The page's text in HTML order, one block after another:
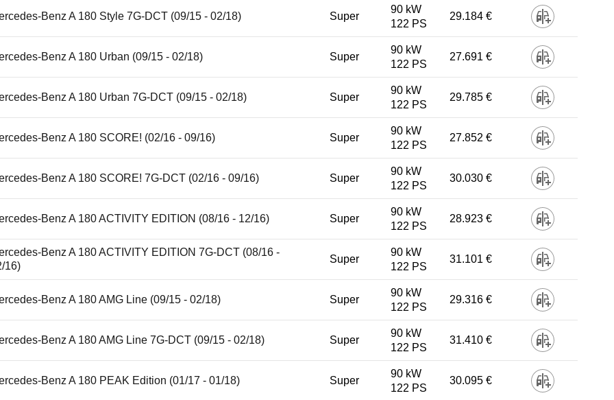
Benz A 180 Style 7G-DCT (09/15 - 02/18) Super
90 kW
122 PS
29.184 €
Benz A 180 Urban (09/15 - 02/18) Super
90 kW
122 PS
27.691 €
Benz A 180 Urban 7G-DCT (09/15 - 02/18) Super
90 kW
122 PS
29.785 €
Benz A 180 SCORE! (02/16 - 09/16) Super
90 kW
122 PS
27.852 €
Benz A 180 SCORE! 7G-DCT (02/16 - 09/16) Super
90 kW
122 PS
30.030 €
Benz A 180 ACTIVITY EDITION (08/16 - 12/16) Super
90 kW
122 PS
28.923 €
Benz A 180 ACTIVITY EDITION 7G-DCT (08/16 -
16)
Super
90 kW
122 PS
31.101 €
Benz A 180 AMG Line (09/15 - 02/18) Super
90 kW
122 PS
29.316 €
Benz A 180 AMG Line 7G-DCT (09/15 - 02/18) Super
90 kW
122 PS
31.410 €
Benz A 180 PEAK Edition (01/17 - 01/18) Super
90 kW
122 PS
30.095 €